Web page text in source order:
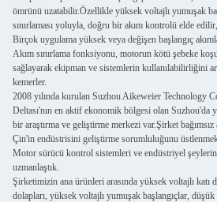
ömrünü uzatabilir.Özellikle yüksek voltajlı yumuşak
sınırlaması yoluyla, doğru bir akım kontrolü elde edilir,
Birçok uygulama yüksek veya değişen başlangıç
Akım sınırlama fonksiyonu, motorun kötü şebeke
sağlayarak ekipman ve sistemlerin kullanılabilirliğini
kemerler.
2008 yılında kurulan Suzhou Aikeweier Technology
Deltası'nın en aktif ekonomik bölgesi olan Suzhou'da
bir araştırma ve geliştirme merkezi var.Şirket
Çin'in endüstrisini geliştirme sorumluluğunu
Motor sürücü kontrol sistemleri ve endüstriyel
uzmanlaştık.
Şirketimizin ana ürünleri arasında yüksek voltajlı katı
dolapları, yüksek voltajlı yumuşak başlangıçlar, düşük